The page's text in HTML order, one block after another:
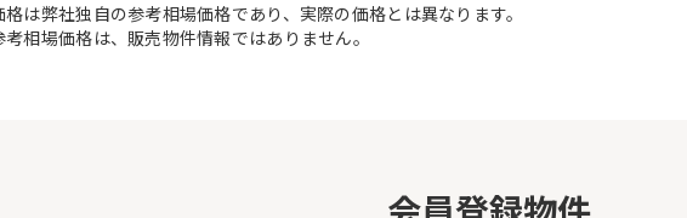
は弊社独自の参考相場価格であり、実際の価格とは異なります。
相場価格は、販売物件情報ではありません。